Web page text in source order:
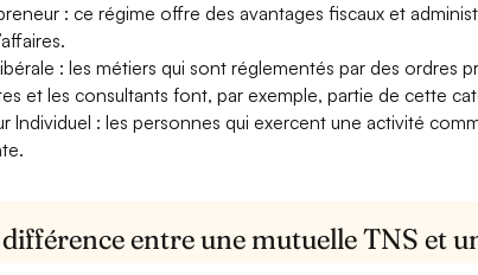
: ce régime offre des avantages fiscaux et
: les métiers qui sont réglementés par des ordres
et les consultants font, par exemple, partie de cette
Individuel : les personnes qui exercent une activité
entre une mutuelle TNS et